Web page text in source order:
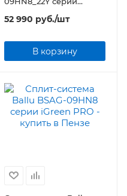
Platinum Evolution DC
Inverter
52 990 руб./шт
В корзину